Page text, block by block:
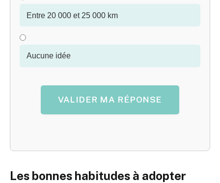
Entre 20 000 et 25 000 km
Aucune idée
VALIDER MA RÉPONSE
Les bonnes habitudes à adopter